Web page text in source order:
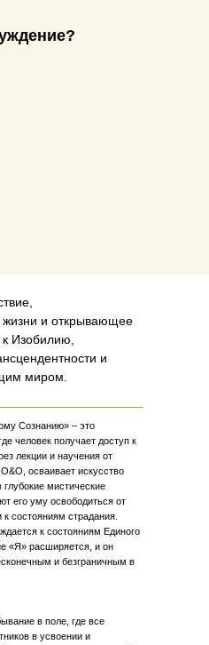
и открывающее
к Изобилию,
и
миром.
Сознанию» – это
человек получает доступ к
лекции и научения от
осваивает искусство
мистические
его уму освободиться от
состояниям страдания.
к состояниям Единого
«Я» расширяется, и он
и безграничным в
в поле, где все
в усвоении и